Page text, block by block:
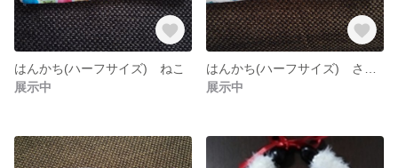
はんかち(ハーフサイズ) ねこ
展示中
展示中